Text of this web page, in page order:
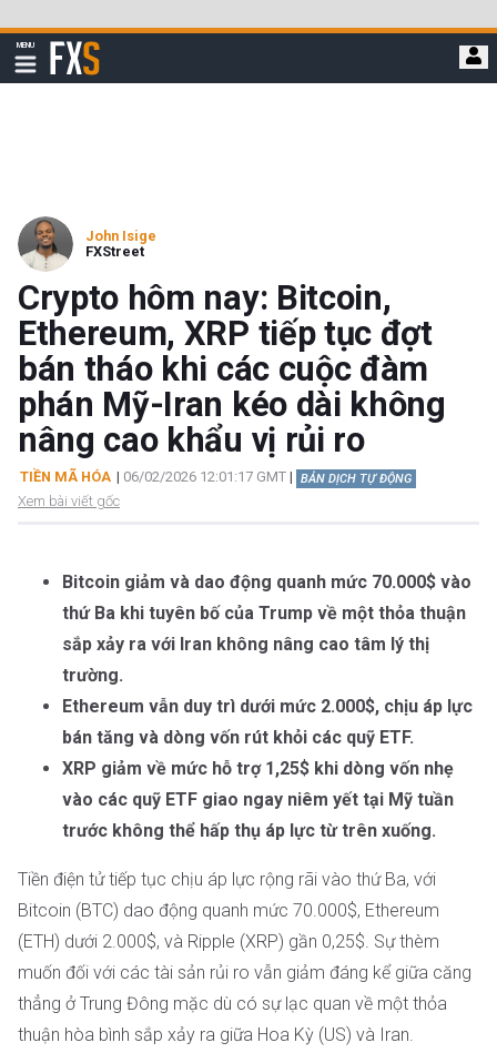
qua
đi
MENU
Hiển
thị
FXStreet
John Isige
FXStreet
Crypto hôm nay: Bitcoin,
Ethereum, XRP tiếp tục đợt
bán tháo khi các cuộc đàm
phán Mỹ-Iran kéo dài không
nâng cao khẩu vị rủi ro
TIỀN MÃ HÓA | 06/02/2026 12:01:17 GMT | BẢN DỊCH TỰ ĐỘNG
Xem bài viết gốc
Bitcoin giảm và dao động quanh mức 70.000$ vào
thứ Ba khi tuyên bố của Trump về một thỏa thuận
sắp xảy ra với Iran không nâng cao tâm lý thị
trường.
Ethereum vẫn duy trì dưới mức 2.000$, chịu áp lực
bán tăng và dòng vốn rút khỏi các quỹ ETF.
XRP giảm về mức hỗ trợ 1,25$ khi dòng vốn nhẹ
vào các quỹ ETF giao ngay niêm yết tại Mỹ tuần
trước không thể hấp thụ áp lực từ trên xuống.
Tiền điện tử tiếp tục chịu áp lực rộng rãi vào thứ Ba, với
Bitcoin (BTC) dao động quanh mức 70.000$, Ethereum
(ETH) dưới 2.000$, và Ripple (XRP) gần 0,25$. Sự thèm
muốn đối với các tài sản rủi ro vẫn giảm đáng kể giữa căng
thẳng ở Trung Đông mặc dù có sự lạc quan về một thỏa
thuận hòa bình sắp xảy ra giữa Hoa Kỳ (US) và Iran.